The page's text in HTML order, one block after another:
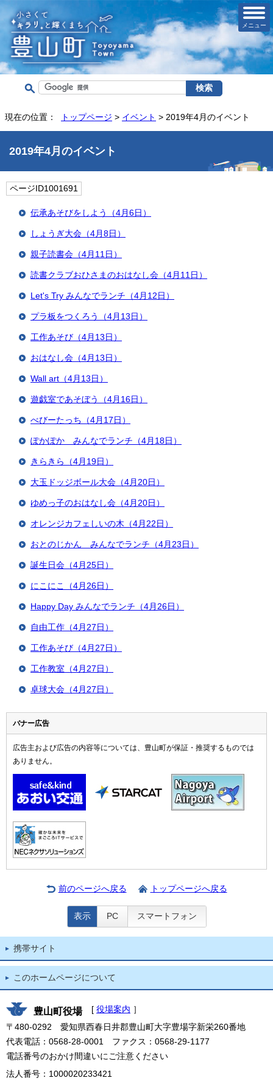
メニュー
現在の位置： トップページ > イベント > 2019年4月のイベント
2019年4月のイベント
ページID1001691
伝承あそびをしよう（4月6日）
しょうぎ大会（4月8日）
親子読書会（4月11日）
読書クラブおひさまのおはなし会（4月11日）
Let's Try みんなでランチ（4月12日）
プラ板をつくろう（4月13日）
工作あそび（4月13日）
おはなし会（4月13日）
Wall art（4月13日）
遊戯室であそぼう（4月16日）
べびーたっち（4月17日）
ぽかぽか みんなでランチ（4月18日）
きらきら（4月19日）
大玉ドッジボール大会（4月20日）
ゆめっ子のおはなし会（4月20日）
オレンジカフェしいの木（4月22日）
おとのじかん みんなでランチ（4月23日）
誕生日会（4月25日）
にこにこ（4月26日）
Happy Day みんなでランチ（4月26日）
自由工作（4月27日）
工作あそび（4月27日）
工作教室（4月27日）
卓球大会（4月27日）
バナー広告
広告主および広告の内容等については、豊山町が保証・推奨するものでは
ありません。
前のページへ戻る トップページへ戻る
表示 PC スマートフォン
携帯サイト
このホームページについて
豊山町役場 [ 役場案内 ］
〒480-0292 愛知県西春日井郡豊山町大字豊場字新栄260番地
代表電話：0568-28-0001 ファクス：0568-29-1177
電話番号のおかけ間違いにご注意ください
法人番号：1000020233421